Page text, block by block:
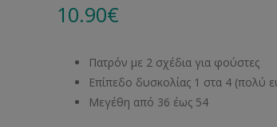
Διάφορες Τρέσες
Στρας
Μοντγκόμερι
Άλλα Υλικά
10.90€
Πατρόν με 2 σχέδια για φούστες
Επίπεδο δυσκολίας 1 στα 4 (πολύ
Μεγέθη από 36 έως 54